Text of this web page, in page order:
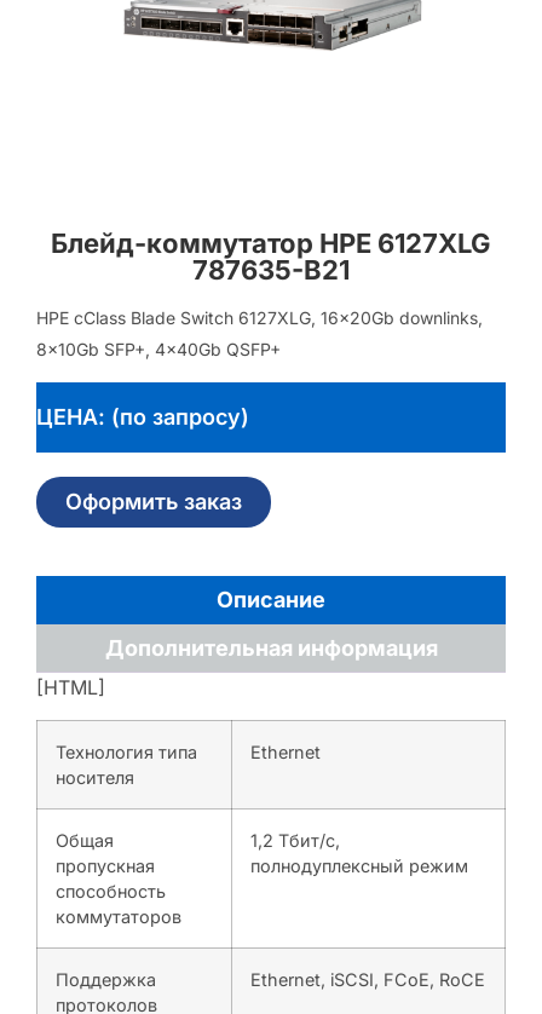
Блейд-коммутатор HPE 6127XLG
787635-B21
HPE cClass Blade Switch 6127XLG, 16x20Gb downlinks,
8x10Gb SFP+, 4x40Gb QSFP+
ЦЕНА: (по запросу)
Оформить заказ
Описание
Дополнительная информация
[HTML]
Технология типа
носителя
Ethernet
Общая
пропускная
способность
коммутаторов
1,2 Тбит/с,
полнодуплексный режим
Поддержка
протоколов
Ethernet, iSCSI, FCoE, RoCE